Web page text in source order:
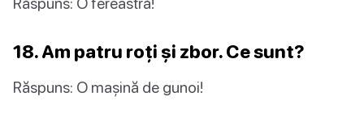
18. Am patru roți și zbor. Ce sunt?
Răspuns: O mașină de gunoi!